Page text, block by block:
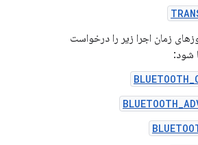
زمان اجرا زیر را درخواست
شود: